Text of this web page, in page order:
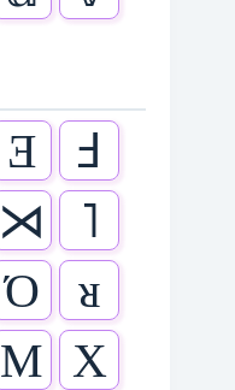
Ǝ
Ⅎ
⋊
˥
Ό
ᴚ
M X